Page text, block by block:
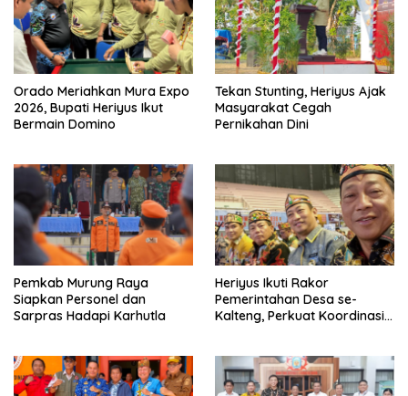
Orado Meriahkan Mura Expo
2026, Bupati Heriyus Ikut
Bermain Domino
Tekan Stunting, Heriyus Ajak
Masyarakat Cegah
Pernikahan Dini
Pemkab Murung Raya
Siapkan Personel dan
Sarpras Hadapi Karhutla
Heriyus Ikuti Rakor
Pemerintahan Desa se-
Kalteng, Perkuat Koordinasi